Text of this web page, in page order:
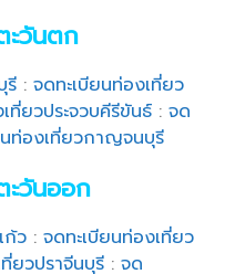
ะวันตก
รี: จดทะเบียนท่องเที่ยว
ที่ยวประจวบคีรีขันธ์: จด
นท่องเที่ยวกาญจนบุรี
ะวันออก
ก้ว: จดทะเบียนท่องเที่ยว
ยวปราจีนบุรี: จด